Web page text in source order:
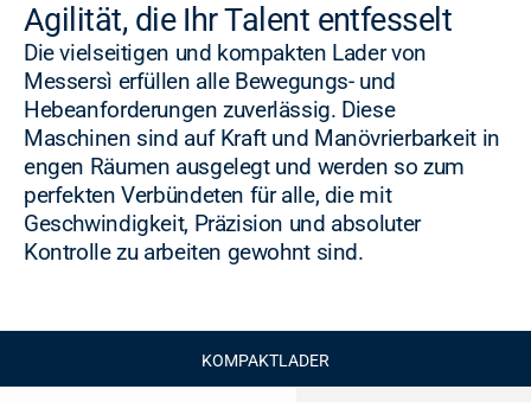
Agilität, die Ihr Talent entfesselt
Die vielseitigen und kompakten Lader von
Messersì erfüllen alle Bewegungs- und
Hebeanforderungen zuverlässig. Diese
Maschinen sind auf Kraft und Manövrierbarkeit in
engen Räumen ausgelegt und werden so zum
perfekten Verbündeten für alle, die mit
Geschwindigkeit, Präzision und absoluter
Kontrolle zu arbeiten gewohnt sind.
KOMPAKTLADER